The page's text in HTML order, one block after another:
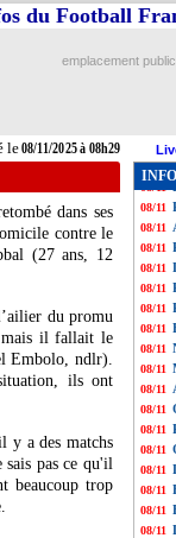
le08/11/2025 à 08h29
du Football
emplacement
dans ses
contre le
(27 ans, 12
du promu
mais il fallait le
Embolo, ndlr).
ils ont
y a des matchs
pas ce qu'il
beaucoup trop
08/11
08/11
08/11
08/11
08/11
08/11
08/11
08/11
08/11
08/11
08/11
08/11
08/11
08/11
08/11
08/11
08/11
08/11
08/11
08/11
08/11
08/11